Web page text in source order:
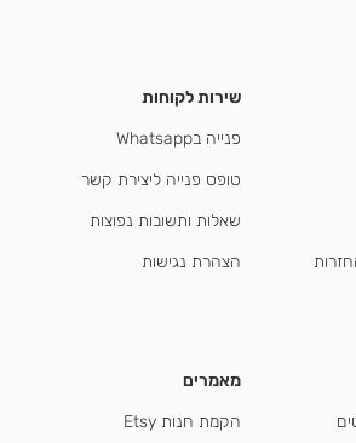
שירות לקוחות
פנייה בWhatsapp
טופס פנייה ליצירת קשר
שאלות ותשובות נפוצות
הצהרת נגישות
מאמרים
הקמת חנות Etsy